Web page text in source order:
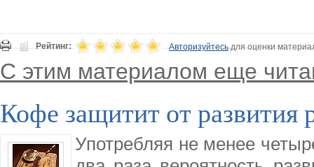
Рейтинг: Авторизуйтесьдля оценки
С этим материалом еще
Кофе защитит от развития
Употребляя не менее